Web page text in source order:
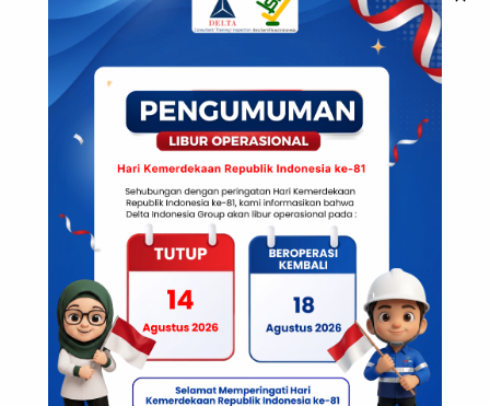
Kelompok Inti:
Pengetahuan teknik pencegahan
kebakaran
System instalasi deteksi, alarm, dan
pemadam kebakaran
Sarana evakuasi
Pemeliharaan, pemeriksaan,
pengetahuan dasar pengujian peralatan
proteksi kebakaran
Fire Emergency Respon Plan
Evaluasi:
Praktek (hydrant, SCBA, rescue)